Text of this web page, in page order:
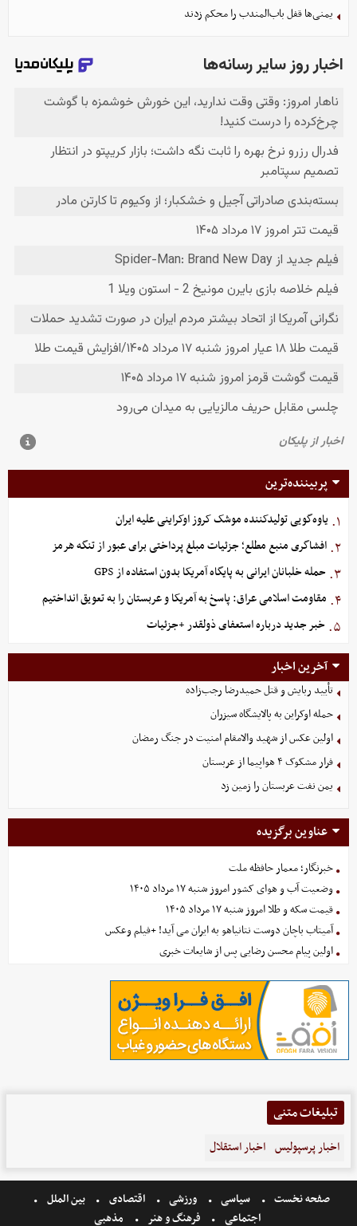
یمنی‌ها قفل باب‌المندب را محکم زدند
پربیننده‌ترین
۱. یاوه‌گویی تولیدکننده موشک کروز اوکراینی علیه ایران
۲. افشاگری منبع مطلع؛ جزئیات مبلغ پرداختی برای عبور از تنگه هرمز
۳. حمله خلبانان ایرانی به پایگاه آمریکا بدون استفاده از GPS
۴. مقاومت اسلامی عراق: پاسخ به آمریکا و عربستان را به تعویق انداختیم
۵. خبر جدید درباره استعفای ذولقدر +جزئیات
آخرین اخبار
تأیید ربایش و قتل حمیدرضا رجب‌زاده
حمله اوکراین به پالایشگاه سیزران
اولین عکس از شهید والامقام امنیت در جنگ رمضان
فرار مشکوک ۴ هواپیما از عربستان
یمن نفت عربستان را زمین زد
عناوین برگزیده
خبرنگار؛ معمار حافظه ملت
وضعیت آب و هوای کشور امروز شنبه ۱۷ مرداد ۱۴۰۵
قیمت سکه و طلا امروز شنبه ۱۷ مرداد ۱۴۰۵
آمیتاب باچان دوست نتانیاهو به ایران می آید! +فیلم وعکس
اولین پیام محسن رضایی پس از شایعات خبری
تبلیغات متنی
اخبار پرسپولیس اخبار استقلال
صفحه نخست سیاسی ورزشی اقتصادی
بین الملل
اجتماعی
فرهنگ و هنر مذهبی